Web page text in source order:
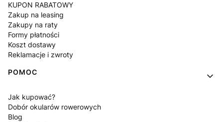
KUPON RABATOWY
Zakup na leasing
Zakupy na raty
Formy płatności
Koszt dostawy
Reklamacje i zwroty
POMOC
Jak kupować?
Dobór okularów rowerowych
Blog